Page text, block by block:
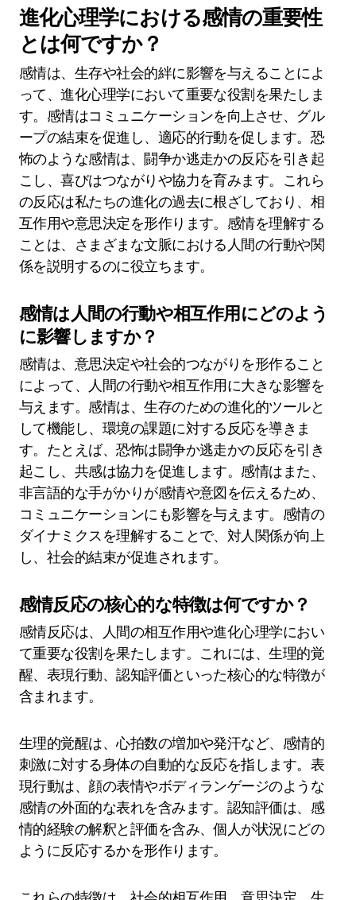
進化心理学における感情の重要性
とは何ですか？
感情は、生存や社会的絆に影響を与えることによ
って、進化心理学において重要な役割を果たしま
す。感情はコミュニケーションを向上させ、グル
ープの結束を促進し、適応的行動を促します。恐
怖のような感情は、闘争か逃走かの反応を引き起
こし、喜びはつながりや協力を育みます。これら
の反応は私たちの進化の過去に根ざしており、相
互作用や意思決定を形作ります。感情を理解する
ことは、さまざまな文脈における人間の行動や関
係を説明するのに役立ちます。
感情は人間の行動や相互作用にどのよう
に影響しますか？
感情は、意思決定や社会的つながりを形作ること
によって、人間の行動や相互作用に大きな影響を
与えます。感情は、生存のための進化的ツールと
して機能し、環境の課題に対する反応を導きま
す。たとえば、恐怖は闘争か逃走かの反応を引き
起こし、共感は協力を促進します。感情はまた、
非言語的な手がかりが感情や意図を伝えるため、
コミュニケーションにも影響を与えます。感情の
ダイナミクスを理解することで、対人関係が向上
し、社会的結束が促進されます。
感情反応の核心的な特徴は何ですか？
感情反応は、人間の相互作用や進化心理学におい
て重要な役割を果たします。これには、生理的覚
醒、表現行動、認知評価といった核心的な特徴が
含まれます。
生理的覚醒は、心拍数の増加や発汗など、感情的
刺激に対する身体の自動的な反応を指します。表
現行動は、顔の表情やボディランゲージのような
感情の外面的な表れを含みます。認知評価は、感
情的経験の解釈と評価を含み、個人が状況にどの
ように反応するかを形作ります。